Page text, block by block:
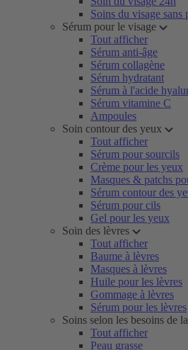
Soins du visage sans
Sérum pour le visage
Tout afficher
Sérum anti-âge
Sérum collagène
Sérum hydratant
Sérum à l'acide
Sérum vitamine C
Ampoules
Soin contour des yeux
Tout afficher
Sérum pour sourcils
Crème pour les yeux
Masques & patchs
Sérum contour des
Sérum pour cils
Gel pour les yeux
Soin des lèvres
Tout afficher
Baume à lèvres
Masques à lèvres
Huile pour les lèvres
Gommage à lèvres
Sérum pour les lèvres
Soins selon les besoins de
Tout afficher
Peau grasse